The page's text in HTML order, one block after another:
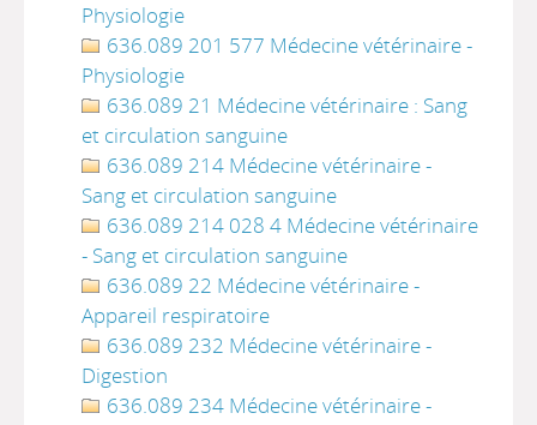
Physiologie
636.089 201 577 Médecine vétérinaire -
Physiologie
636.089 21 Médecine vétérinaire : Sang
et circulation sanguine
636.089 214 Médecine vétérinaire -
Sang et circulation sanguine
636.089 214 028 4 Médecine vétérinaire
- Sang et circulation sanguine
636.089 22 Médecine vétérinaire -
Appareil respiratoire
636.089 232 Médecine vétérinaire -
Digestion
636.089 234 Médecine vétérinaire -